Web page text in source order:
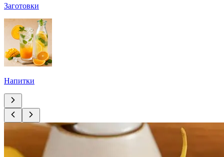
Заготовки
Напитки